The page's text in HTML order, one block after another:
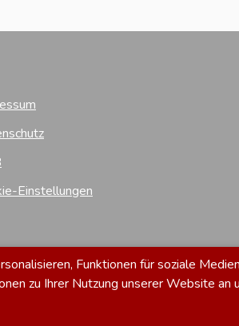
Einstellungen
Funktionen für soziale
zu Ihrer Nutzung unserer Website an